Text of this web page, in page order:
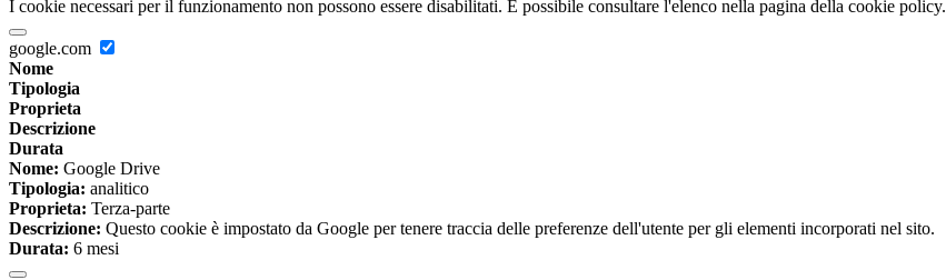
I cookie necessari per il funzionamento non possono essere disabilitati. È possibile consultare l'elenco nella pagina della cookie policy.
google.com
Nome
Tipologia
Proprieta
Descrizione
Durata
Nome: Google Drive
Tipologia: analitico
Proprieta: Terza-parte
Descrizione: Questo cookie è impostato da Google per tenere traccia delle preferenze dell'utente per gli elementi incorporati nel sito.
Durata: 6 mesi